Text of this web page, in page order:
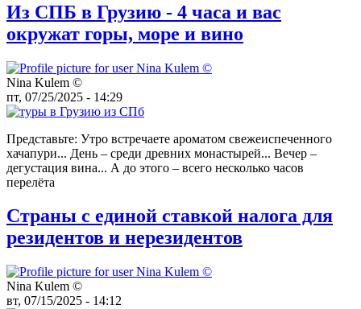
Из СПБ в Грузию - 4 часа и вас
окружат горы, море и вино
Nina Kulem ©️
пт, 07/25/2025 - 14:29
Представьте: Утро встречаете ароматом свежеиспеченного
хачапури... День – среди древних монастырей... Вечер –
дегустация вина... А до этого – всего несколько часов
перелёта
Страны с единой ставкой налога для
резидентов и нерезидентов
Nina Kulem ©️
вт, 07/15/2025 - 14:12